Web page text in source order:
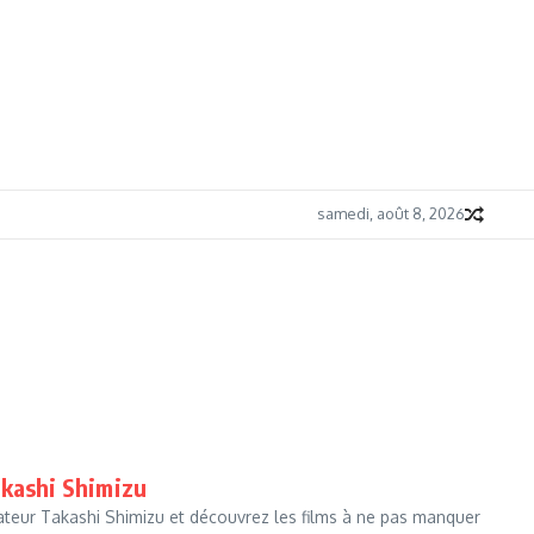
samedi, août 8, 2026
Shimizu
Takashi Shimizu et découvrez les films à ne pas manquer